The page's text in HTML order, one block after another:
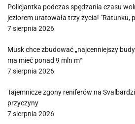
Policjantka podczas spędzania czasu
jeziorem uratowała trzy życia! "Ratunku,
7 sierpnia 2026
Musk chce zbudować „najcenniejszy
ma mieć ponad 9 mln m²
7 sierpnia 2026
Tajemnicze zgony reniferów na
przyczyny
7 sierpnia 2026